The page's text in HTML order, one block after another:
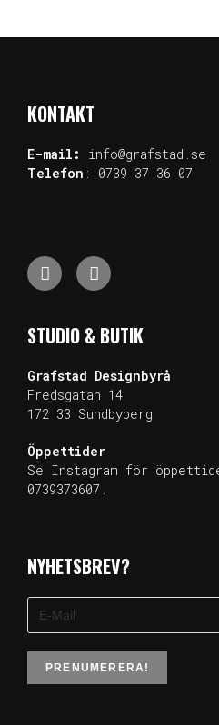
KONTAKT
E-mail: info@grafstad.se
Telefon : 0739 37 36 07
STUDIO & BUTIK
Grafstad Designbyrå
Fredsgatan 14
172 33 Sundbyberg
Öppettider
Se Instagram för
0739373607.
NYHETSBREV?